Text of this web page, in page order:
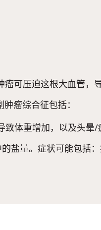
可压迫这根大血管，
瘤综合征包括：
体重增加，以及头晕/
盐量。症状可能包括